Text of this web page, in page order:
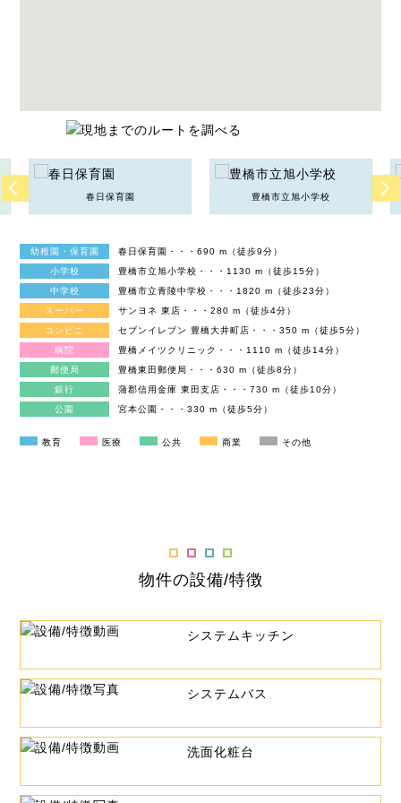
春日保育園 豊橋市立旭小学校
幼稚園・保育園
春日保育園・・・690 m（徒歩9分）
小学校
豊橋市立旭小学校・・・1130 m（徒歩15分）
中学校
豊橋市立青陵中学校・・・1820 m（徒歩23分）
スーパー
サンヨネ 東店・・・280 m（徒歩4分）
コンビニ
セブンイレブン 豊橋大井町店・・・350 m（徒歩5分）
病院
豊橋メイツクリニック・・・1110 m（徒歩14分）
郵便局
豊橋東田郵便局・・・630 m（徒歩8分）
銀行
蒲郡信用金庫 東田支店・・・730 m（徒歩10分）
公園
宮本公園・・・330 m（徒歩5分）
教育 医療 公共 商業 その他
物件の設備/特徴
システムキッチン
システムバス
洗面化粧台